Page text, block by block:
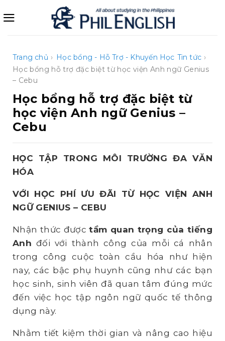
qua
Trang chủ › Học bổng - Hỗ Trợ - Khuyến Học Tin tức ›
Học bổng hỗ trợ đặc biệt từ học viện Anh ngữ Genius
– Cebu
Học bổng hỗ trợ đặc biệt từ
học viện Anh ngữ Genius –
Cebu
HỌC TẬP TRONG MÔI TRƯỜNG ĐA VĂN
HÓA
VỚI HỌC PHÍ ƯU ĐÃI TỪ HỌC VIỆN ANH
NGỮ GENIUS – CEBU
Nhận thức đượctầm quan trọng của tiếng
Anh đối với thành công của mỗi cá nhân
trong công cuộc toàn cầu hóa như hiện
nay, các bậc phụ huynh cũng như các bạn
học sinh, sinh viên đã quan tâm đúng mức
đến việc học tập ngôn ngữ quốc tế thông
dụng này.
Nhằm tiết kiệm thời gian và nâng cao hiệu